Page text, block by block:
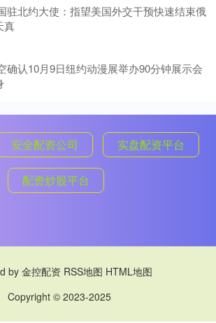
驻北约大使：指望美国外交干预快速结束俄
真
确认10月9日纽约动漫展举办90分钟展示会
安全配资公司 实盘配资平台
配资炒股平台
by 金控配资 RSS地图 HTML地图
Copyright © 2023-2025